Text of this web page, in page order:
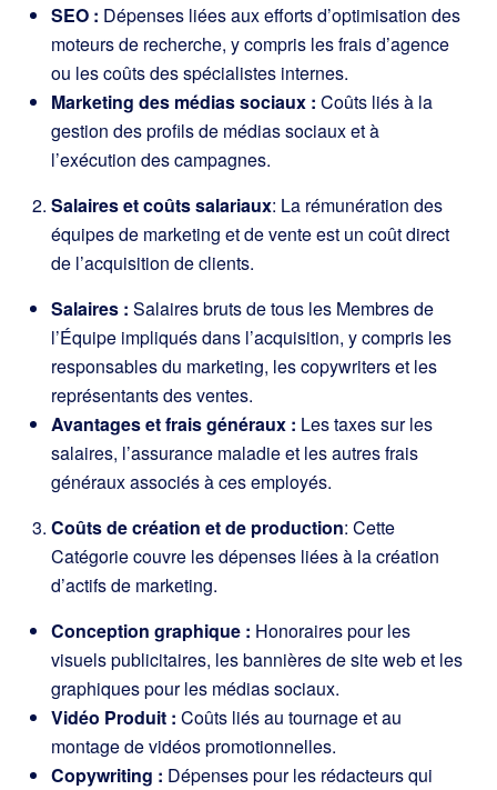
SEO : Dépenses liées aux efforts d’optimisation des
moteurs de recherche, y compris les frais d’agence
ou les coûts des spécialistes internes.
Marketing des médias sociaux : Coûts liés à la
gestion des profils de médias sociaux et à
l’exécution des campagnes.
Salaires et coûts salariaux: La rémunération des
équipes de marketing et de vente est un coût direct
de l’acquisition de clients.
Salaires : Salaires bruts de tous les Membres de
l’Équipe impliqués dans l’acquisition, y compris les
responsables du marketing, les copywriters et les
représentants des ventes.
Avantages et frais généraux : Les taxes sur les
salaires, l’assurance maladie et les autres frais
généraux associés à ces employés.
Coûts de création et de production: Cette
Catégorie couvre les dépenses liées à la création
d’actifs de marketing.
Conception graphique : Honoraires pour les
visuels publicitaires, les bannières de site web et les
graphiques pour les médias sociaux.
Vidéo Produit : Coûts liés au tournage et au
montage de vidéos promotionnelles.
Copywriting : Dépenses pour les rédacteurs qui